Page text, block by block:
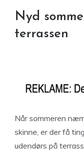
Nyd
terrassen
Når sommeren
skinne, er der få
udendørs på